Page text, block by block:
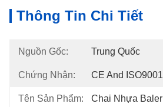
Thông Tin Chi Tiết
Nguồn Gốc: Trung Quốc
Chứng Nhận: CE And ISO9001
Tên Sản Phẩm: Chai Nhựa Baler